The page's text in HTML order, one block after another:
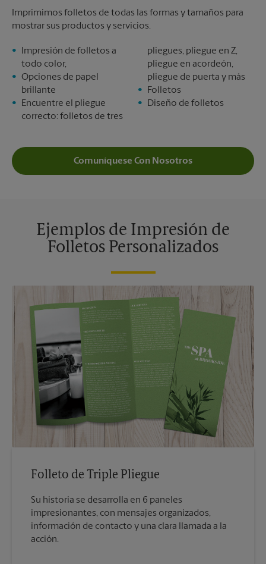
Imprimimos folletos de todas las formas y tamaños para
mostrar sus productos y servicios.
Impresión de folletos a
todo color,
Opciones de papel
brillante
Encuentre el pliegue
correcto: folletos de tres
pliegues, pliegue en Z,
pliegue en acordeón,
pliegue de puerta y más
Folletos
Diseño de folletos
Comuníquese Con Nosotros
Ejemplos de Impresión de
Folletos Personalizados
Folleto de Triple Pliegue
Su historia se desarrolla en 6 paneles
impresionantes, con mensajes organizados,
información de contacto y una clara llamada a la
acción.